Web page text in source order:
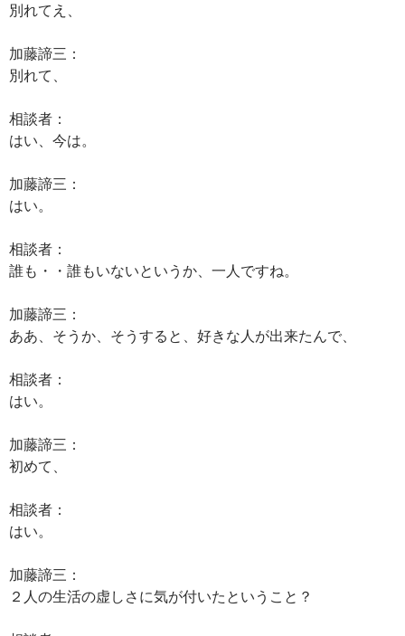
別れてえ、
加藤諦三：
別れて、
相談者：
はい、今は。
加藤諦三：
はい。
相談者：
誰も・・誰もいないというか、一人ですね。
加藤諦三：
ああ、そうか、そうすると、好きな人が出来たんで、
相談者：
はい。
加藤諦三：
初めて、
相談者：
はい。
加藤諦三：
２人の生活の虚しさに気が付いたということ？